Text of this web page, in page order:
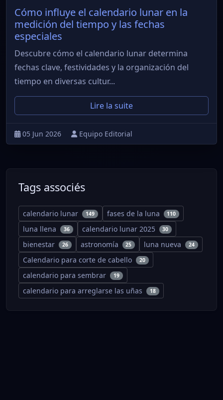
Cómo influye el calendario lunar en la
medición del tiempo y las fechas
especiales
Descubre cómo el calendario lunar determina
fechas clave, festividades y la organización del
tiempo en diversas cultur...
Lire la suite
05 Jun 2026 Equipo Editorial
Tags associés
calendario lunar 149 fases de la luna 110
luna llena 36 calendario lunar 2025 30
bienestar 26 astronomía 25 luna nueva 24
Calendario para corte de cabello 20
calendario para sembrar 19
calendario para arreglarse las uñas 18